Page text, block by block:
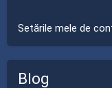
Setările mele de
Blog